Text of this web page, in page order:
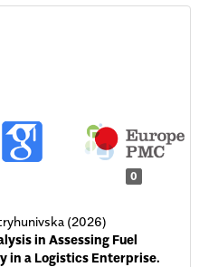
0
(2026)
in Assessing Fuel
in a Logistics Enterprise.